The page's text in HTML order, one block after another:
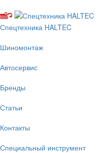
Спецтехника HALTEC
Шиномонтаж
Автосервис
Бренды
Статьи
Контакты
Специальный инструмент